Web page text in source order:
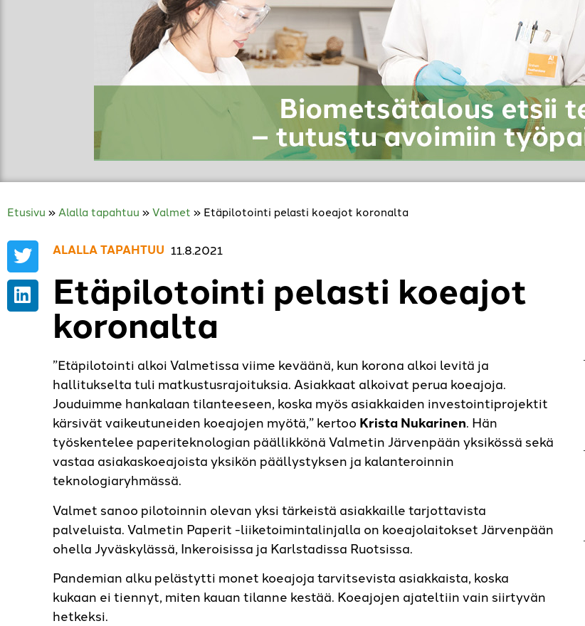
Etusivu » Alalla tapahtuu »Valmet » Etäpilotointi pelasti koeajot koronalta
ALALLA TAPAHTUU 11.8.2021
Etäpilotointi pelasti koeajot
koronalta
”Etäpilotointi alkoi Valmetissa viime keväänä, kun korona alkoi levitä ja
hallitukselta tuli matkustusrajoituksia. Asiakkaat alkoivat perua koeajoja.
Jouduimme hankalaan tilanteeseen, koska myös asiakkaiden investointiprojektit
kärsivät vaikeutuneiden koeajojen myötä,” kertoo Krista Nukarinen. Hän
työskentelee paperiteknologian päällikkönä Valmetin Järvenpään yksikössä sekä
vastaa asiakaskoeajoista yksikön päällystyksen ja kalanteroinnin
teknologiaryhmässä.
Valmet sanoo pilotoinnin olevan yksi tärkeistä asiakkaille tarjottavista
palveluista. Valmetin Paperit -liiketoimintalinjalla on koeajolaitokset Järvenpään
ohella Jyväskylässä, Inkeroisissa ja Karlstadissa Ruotsissa.
Pandemian alku pelästytti monet koeajoja tarvitsevista asiakkaista, koska
kukaan ei tiennyt, miten kauan tilanne kestää. Koeajojen ajateltiin vain siirtyvän
hetkeksi.